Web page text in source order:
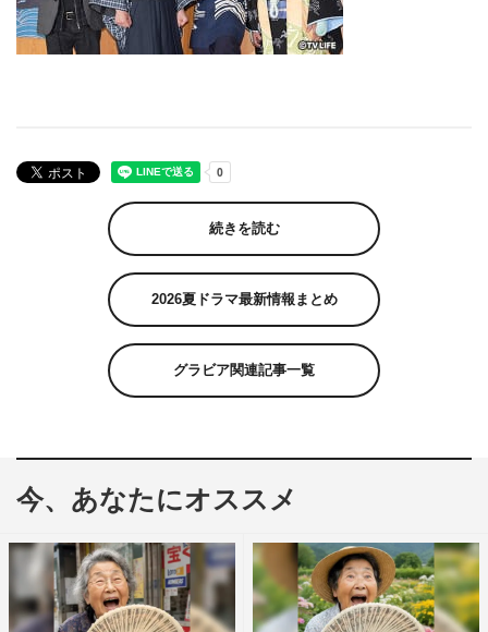
続きを読む
2026夏ドラマ最新情報まとめ
グラビア関連記事一覧
今、あなたにオススメ